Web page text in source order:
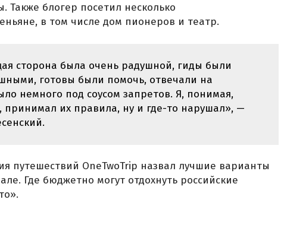
Также блогер посетил несколько
в том числе дом пионеров и театр.
сторона была очень радушной, гиды были
готовы были помочь, отвечали на
немного под соусом запретов. Я, понимая,
принимал их правила, ну и где-то нарушал», —
путешествий OneTwoTrip назвал лучшие варианты
Где бюджетно могут отдохнуть российские